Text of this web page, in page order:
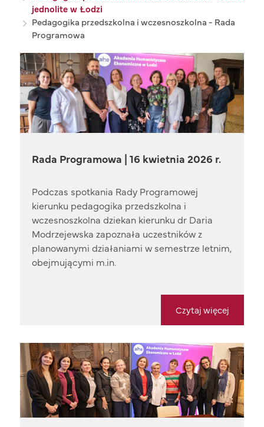
jednolite w Łodzi
Pedagogika przedszkolna i wczesnoszkolna - Rada
Programowa
Rada Programowa | 16 kwietnia 2026 r.
Podczas spotkania Rady Programowej
kierunku pedagogika przedszkolna i
wczesnoszkolna dziekan kierunku dr Daria
Modrzejewska zapoznała uczestników z
planowanymi działaniami w semestrze letnim,
obejmującymi m.in.
Czytaj więcej